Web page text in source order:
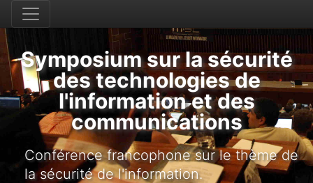
Symposium sur la sécurité
des technologies de
l'information et des
communications
Conférence francophone sur le thème de
la sécurité de l'information.